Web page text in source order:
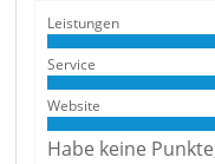
Leistungen
Service
Website
Habe keine